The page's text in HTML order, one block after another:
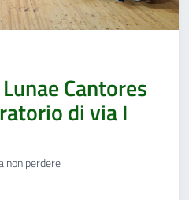
Cantores
di via I
non perdere